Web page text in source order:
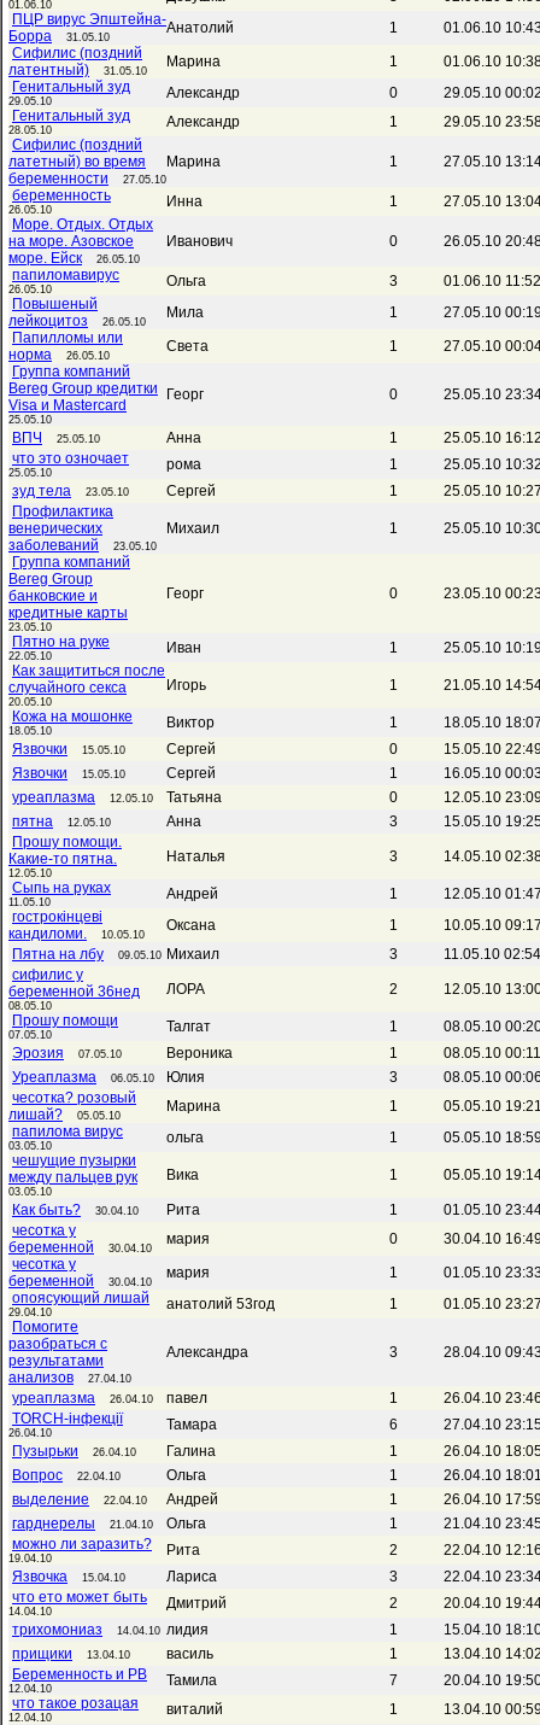
01.06.10
ПЦР вирус Эпштейна-
Борра
31.05.10
Анатолий 1
01.06.10
Сифилис (поздний
латентный)
31.05.10
Марина 1
01.06.10
Генитальный зуд
29.05.10 Александр 0
29.05.10
Генитальный зуд
28.05.10 Александр 1
29.05.10
Сифилис (поздний
латетный) во время
беременности
27.05.10
Марина 1
27.05.10
беременность
26.05.10 Инна 1
27.05.10
Море. Отдых. Отдых
на море. Азовское
море. Ейск
26.05.10
Иванович 0
26.05.10
папиломавирус
26.05.10 Ольга 3
01.06.10
Повышеный
лейкоцитоз
26.05.10
Мила 1
27.05.10
Папилломы или
норма
26.05.10
Света 1
27.05.10
Группа компаний
Bereg Group кредитки
Visa и Mastercard
25.05.10
Георг 0 25.05.10
ВПЧ 25.05.10 Анна 1
25.05.10
что это озночает
25.05.10 рома 1
25.05.10
зуд тела
23.05.10 Сергей 1
25.05.10
Профилактика
венерических
заболеваний
23.05.10
Михаил 1
25.05.10
Группа компаний
Bereg Group
банковские и
кредитные карты
23.05.10
Георг 0 23.05.10
Пятно на руке
22.05.10 Иван 1
25.05.10
Как защититься после
случайного секса
20.05.10
Игорь 1
21.05.10
Кожа на мошонке
18.05.10 Виктор 1
18.05.10
Язвочки
15.05.10 Сергей 0
15.05.10
Язвочки
15.05.10 Сергей 1
16.05.10
уреаплазма
12.05.10 Татьяна 0
12.05.10
пятна
12.05.10 Анна 3
15.05.10
Прошу помощи.
Какие-то пятна.
12.05.10
Наталья 3
14.05.10
Сыпь на руках
11.05.10 Андрей 1
12.05.10
гострокінцеві
кандиломи.
10.05.10
Оксана 1
10.05.10
Пятна на лбу
09.05.10 Михаил 3
11.05.10
сифилис у
беременной 36нед
08.05.10
ЛОРА 2
12.05.10
Прошу помощи
07.05.10 Талгат 1
08.05.10
Эрозия
07.05.10 Вероника 1
08.05.10
Уреаплазма
06.05.10 Юлия 3
08.05.10
чесотка? розовый
лишай?
05.05.10
Марина 1
05.05.10
папилома вирус
03.05.10 ольга 1
05.05.10
чешущие пузырки
между пальцев рук
03.05.10
Вика 1 05.05.10
Как быть? 30.04.10 Рита 1
01.05.10
чесотка у
беременной
30.04.10
мария 0
30.04.10
чесотка у
беременной
30.04.10
мария 1
01.05.10
опоясующий лишай
29.04.10 анатолий 53год 1
01.05.10
Помогите
разобраться с
результатами
анализов
27.04.10
Александра 3 28.04.10
уреаплазма 26.04.10 павел 1
26.04.10
TORCH-інфекції
26.04.10 Тамара 6
27.04.10
Пузырьки
26.04.10 Галина 1
26.04.10
Вопрос
22.04.10 Ольга 1
26.04.10
выделение
22.04.10 Андрей 1
26.04.10
гарднерелы
21.04.10 Ольга 1
21.04.10
можно ли заразить?
19.04.10 Рита 2
22.04.10
Язвочка
15.04.10 Лариса 3
22.04.10
что ето может быть
14.04.10 Дмитрий 2
20.04.10
трихомониаз
14.04.10 лидия 1
15.04.10
прищики
13.04.10 василь 1
13.04.10
Беременность и РВ
12.04.10 Тамила 7
20.04.10
что такое розацая
12.04.10 виталий 1
13.04.10